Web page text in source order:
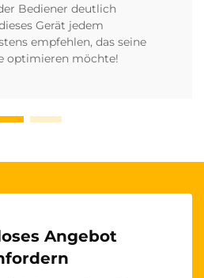
Bediener deutlich
Gerät jedem
empfehlen, das seine
optimieren möchte!
Angebot